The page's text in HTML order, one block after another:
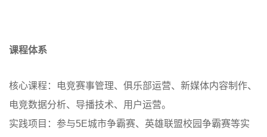
课程体系
核心课程：电竞赛事管理、俱乐部运营、新媒体内容制作、
电竞数据分析、导播技术、用户运营。
实践项目：参与5E城市争霸赛、英雄联盟校园争霸赛等实